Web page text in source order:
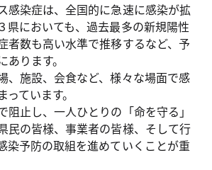
感染症は、全国的に急速に感染が拡
県においても、過去最多の新規陽性
者数も高い水準で推移するなど、予
ります。
、施設、会食など、様々な場面で感
ています。
阻止し、一人ひとりの「命を守る」
民の皆様、事業者の皆様、そして行
染予防の取組を進めていくことが重